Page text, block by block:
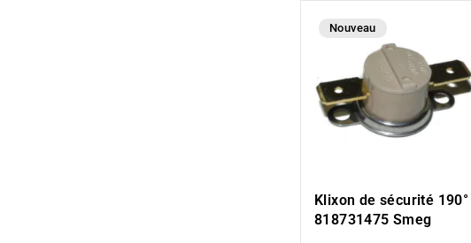
Nouveau
Klixon de sécurité 190°
818731475 Smeg